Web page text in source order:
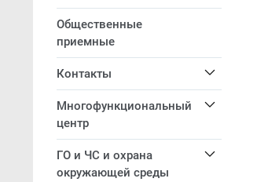
Общественные
приемные
Контакты
Многофункциональный
центр
ГО и ЧС и охрана
окружающей среды